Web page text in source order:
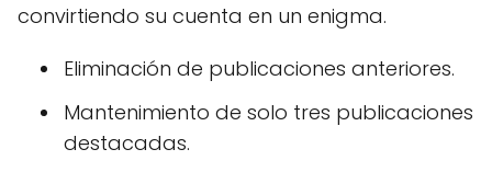
convirtiendo su cuenta en un enigma.
Eliminación de publicaciones anteriores.
Mantenimiento de solo tres publicaciones
destacadas.